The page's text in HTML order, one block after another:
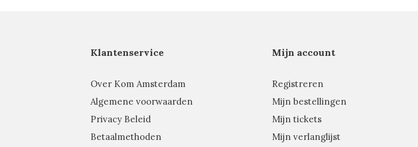
Klantenservice
Over Kom Amsterdam
Algemene voorwaarden
Privacy Beleid
Betaalmethoden
Mijn account
Registreren
Mijn bestellingen
Mijn tickets
Mijn verlanglijst